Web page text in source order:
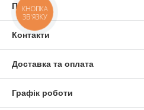
Про нас
Контакти
Доставка та оплата
Графік роботи
КНОПКА
ЗВ'ЯЗКУ